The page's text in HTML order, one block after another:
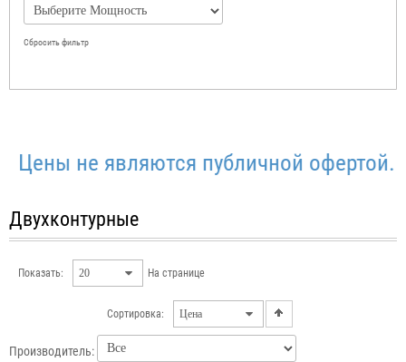
Сбросить фильтр
не являются публичной офертой.
Двухконтурные
Показать: На странице
Сортировка:
Производитель: